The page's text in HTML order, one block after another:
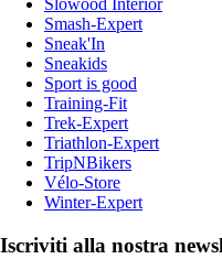
Slowood Interior
Smash-Expert
Sneak'In
Sneakids
Sport is good
Training-Fit
Trek-Expert
Triathlon-Expert
TripNBikers
Vélo-Store
Winter-Expert
Iscriviti alla nostra